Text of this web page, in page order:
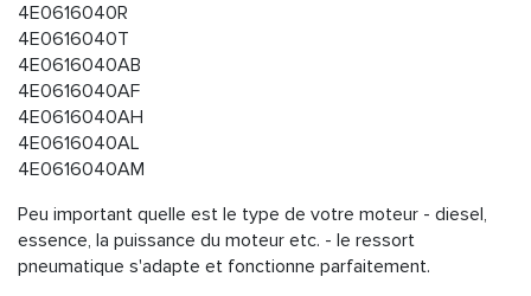
4E0616040R
4E0616040T
4E0616040AB
4E0616040AF
4E0616040AH
4E0616040AL
4E0616040AM
Peu important quelle est le type de votre moteur - diesel,
essence, la puissance du moteur etc. - le ressort
pneumatique s'adapte et fonctionne parfaitement.